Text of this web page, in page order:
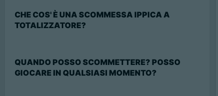
CHE COS' È UNA SCOMMESSA IPPICA A
TOTALIZZATORE?
QUANDO POSSO SCOMMETTERE? POSSO
GIOCARE IN QUALSIASI MOMENTO?